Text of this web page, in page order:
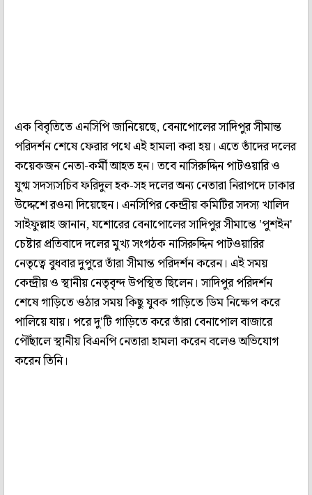
এক বিবৃতিতে এনসিপি জানিয়েছে, বেনাপোলের সাদিপুর সীমান্ত
পরিদর্শন শেষে ফেরার পথে এই হামলা করা হয়। এতে তাঁদের দলের
কয়েকজন নেতা-কর্মী আহত হন। তবে নাসিরুদ্দিন পাটওয়ারি ও
যুগ্ম সদস্যসচিব ফরিদুল হক-সহ দলের অন্য নেতারা নিরাপদে ঢাকার
উদ্দেশে রওনা দিয়েছেন। এনসিপির কেন্দ্রীয় কমিটির সদস্য খালিদ
সাইফুল্লাহ জানান, যশোরের বেনাপোলের সাদিপুর সীমান্তে 'পুশইন'
চেষ্টার প্রতিবাদে দলের মুখ্য সংগঠক নাসিরুদ্দিন পাটওয়ারির
নেতৃত্বে বুধবার দুপুরে তাঁরা সীমান্ত পরিদর্শন করেন। এই সময়
কেন্দ্রীয় ও স্থানীয় নেতৃবৃন্দ উপস্থিত ছিলেন। সাদিপুর পরিদর্শন
শেষে গাড়িতে ওঠার সময় কিছু যুবক গাড়িতে ডিম নিক্ষেপ করে
পালিয়ে যায়। পরে দু'টি গাড়িতে করে তাঁরা বেনাপোল বাজারে
পৌঁছালে স্থানীয় বিএনপি নেতারা হামলা করেন বলেও অভিযোগ
করেন তিনি।